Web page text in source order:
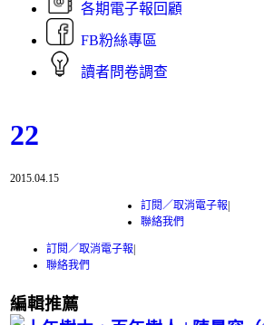
各期電子報回顧
FB粉絲專區
讀者問卷調查
22
2015.04.15
訂閱／取消電子報|
聯絡我們
訂閱／取消電子報|
聯絡我們
編輯推薦